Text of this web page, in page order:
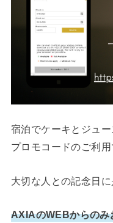
宿泊でケーキとジュ
プロモコードのご利
大切な人との記念日に
AXIAのWEBからのみ